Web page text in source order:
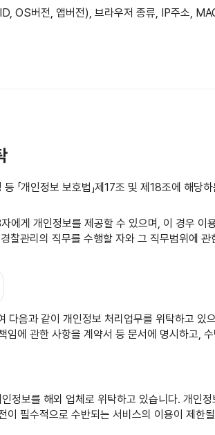
OS버전, 앱버전), 브라우저 종류, IP주소,
「개인정보 보호법」제17조 및 제18조에 해
게 개인정보를 제공할 수 있으며, 이 경우 이
사법경찰관리의 직무를 수행할 자와 그 직무범
음과 같이 개인정보 처리업무를 위탁하고
임에 관한 사항을 계약서 등 문서에 명시하고,
정보를 해외 업체로 위탁하고 있습니다. 개인정
이 필수적으로 수반되는 서비스의 이용이 제한